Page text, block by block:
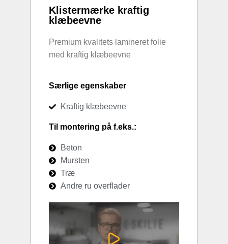
Klistermærke kraftig
klæbeevne
Premium kvalitets lamineret folie
med kraftig klæbeevne
Særlige egenskaber
Kraftig klæbeevne
Til montering på f.eks.:
Beton
Mursten
Træ
Andre ru overflader